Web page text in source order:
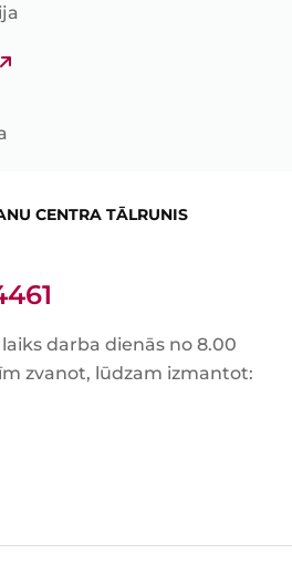
CENTRA TĀLRUNIS
darba dienās no 8.00
zvanot, lūdzam izmantot: